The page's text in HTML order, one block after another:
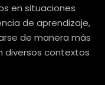
en situaciones
de aprendizaje,
de manera más
diversos contextos